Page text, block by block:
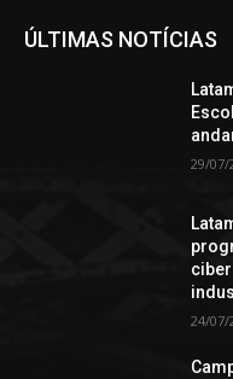
ÚLTIMAS NOTÍCIAS
29/07/
24/07/